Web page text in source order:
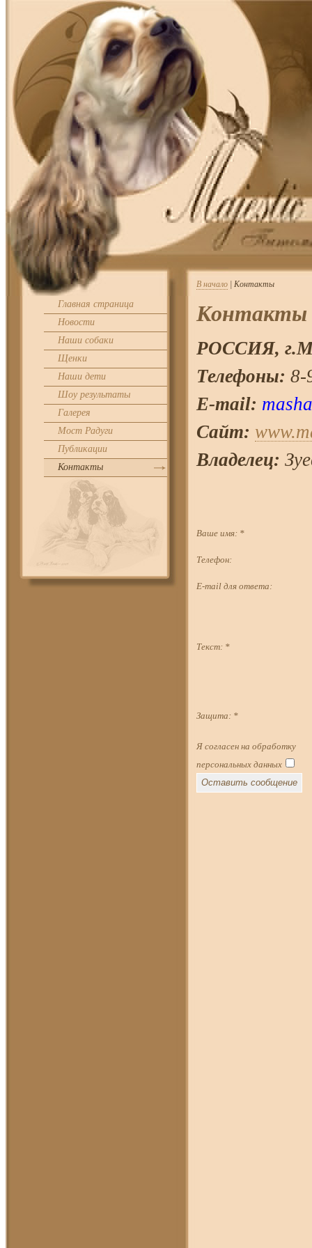
Главная страница
Новости
Наши собаки
Щенки
Наши дети
Шоу результаты
Галерея
Мост Радуги
Публикации
Контакты
В начало | Контакты
Контакты
РОССИЯ, г.
Телефоны: 8-
E-mail:
Сайт:
Владелец:
Ваше имя: *
Телефон:
E-mail для ответа:
Текст: *
Защита: *
Я согласен на обработку
персональных данных